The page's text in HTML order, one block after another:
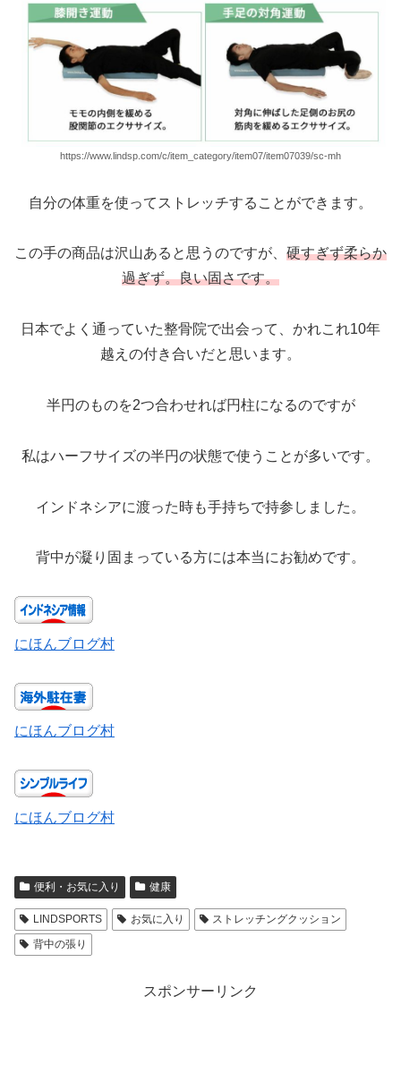
https://www.lindsp.com/c/item_category/item07/item07039/sc-mh
自分の体重を使ってストレッチすることができます。
この手の商品は沢山あると思うのですが、 硬すぎず柔らか
過ぎず。良い固さです。
日本でよく通っていた整骨院で出会って、かれこれ10年
越えの付き合いだと思います。
半円のものを2つ合わせれば円柱になるのですが
私はハーフサイズの半円の状態で使うことが多いです。
インドネシアに渡った時も手持ちで持参しました。
背中が凝り固まっている方には本当にお勧めです。
にほんブログ村
にほんブログ村
にほんブログ村
便利・お気に入り 健康
LINDSPORTS お気に入り
ストレッチングクッション
背中の張り
スポンサーリンク